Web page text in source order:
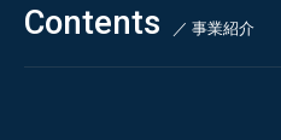
掲載情報
- 求める人物像
Contents ／ 事業紹介
お問い合わせ